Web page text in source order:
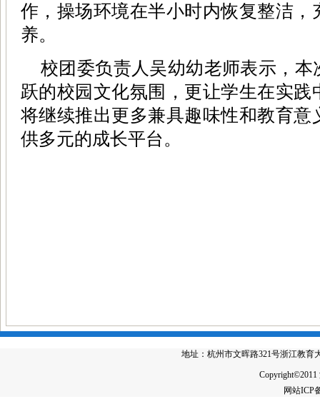
作，操场环境在半小时内恢复整洁
养。
校团委负责人吴幼幼老师表示，
跃的校园文化氛围，更让学生在实
将继续推出更多兼具趣味性和教育
供多元的成长平台。
地址：杭州市文晖路321号浙江教育
Copyright©2011
网站ICP